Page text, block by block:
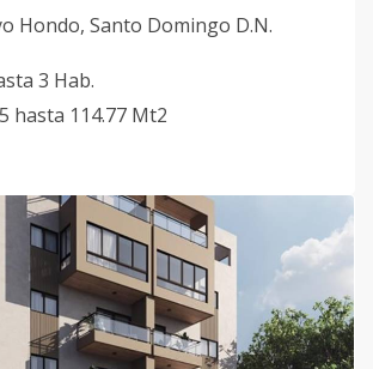
6 1 2
6 1 1 1 2
Hondo, Santo Domingo D.N.
3 Hab.
hasta 114.77 Mt2